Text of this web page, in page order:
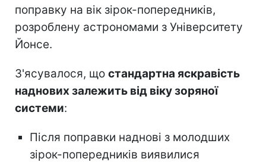
поправку на вік зірок-попередників,
розроблену астрономами з Університету
Йонсе.
З'ясувалося, що стандартна яскравість
наднових залежить від віку зоряної
системи:
Після поправки наднові з молодших
зірок-попередників виявилися